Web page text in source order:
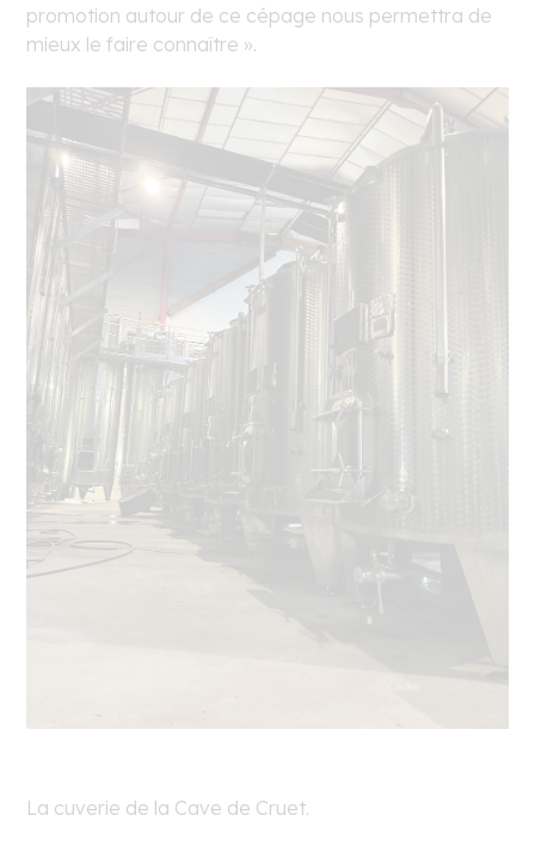
promotion autour de ce cépage nous permettra de
mieux le faire connaître ».
La cuverie de la Cave de Cruet.